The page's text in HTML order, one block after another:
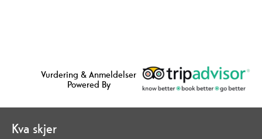
Vurdering & Anmeldelser
Powered By
Kva skjer